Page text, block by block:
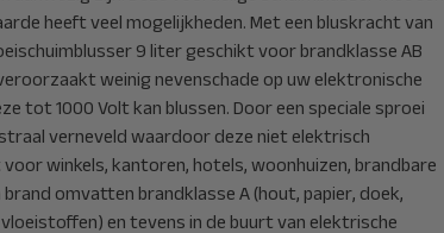
heeft veel mogelijkheden. Met een bluskracht van
9 liter geschikt voor brandklasse AB
weinig nevenschade op uw elektronische
tot 1000 Volt kan blussen. Door een speciale sproei
verneveld waardoor deze niet elektrisch
voor winkels, kantoren, hotels, woonhuizen, brandbare
omvatten brandklasse A (hout, papier, doek,
en tevens in de buurt van elektrische